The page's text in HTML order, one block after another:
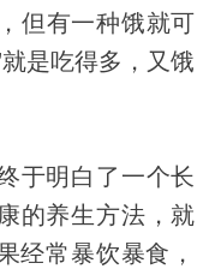
但有一种饿就可
是吃得多，又饿
于明白了一个长
的养生方法，就
常暴饮暴食，